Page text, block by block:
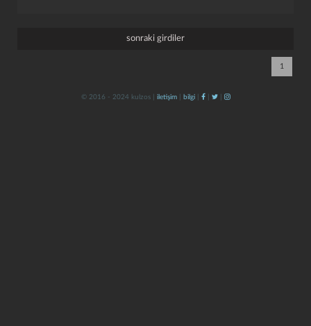
sonraki girdiler
1
© 2016 - 2024 kulzos | iletişim| bilgi| | |